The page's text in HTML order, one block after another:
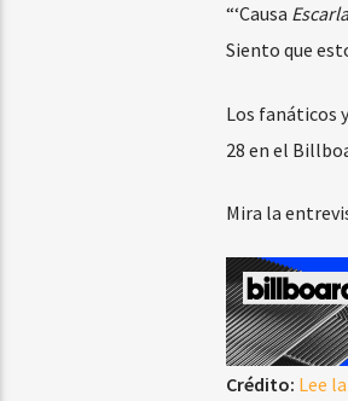
“‘Causa
Siento que
Los fanáticos
28 en el
Mira la
Crédito: Lee